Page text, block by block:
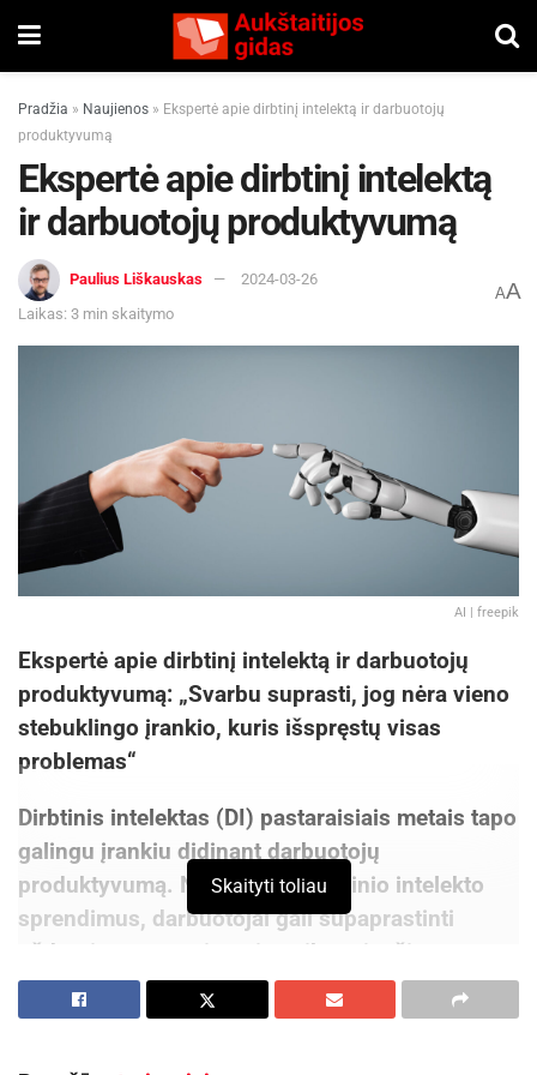
Pradžia » Naujienos » Ekspertė apie dirbtinį intelektą ir darbuotojų
produktyvumą
Ekspertė apie dirbtinį intelektą
ir darbuotojų produktyvumą
Paulius Liškauskas
2024-03-26
Laikas: 3 min skaitymo
AA
AI | freepik
Ekspertė apie dirbtinį intelektą ir darbuotojų
produktyvumą: „Svarbu suprasti, jog nėra vieno
stebuklingo įrankio, kuris išspręstų visas
problemas“
Dirbtinis intelektas (DI) pastaraisiais metais tapo
galingu įrankiu didinant darbuotojų
produktyvumą. Naudodami dirbtinio intelekto
sprendimus, darbuotojai gali supaprastinti
užduotis, automatizuoti pasikartojančius
procesus ir atrasti daugiau galimybių sutelkti
dėmesį į strateginę bei kūrybinę veiklą. Mokslo
Skaityti toliau